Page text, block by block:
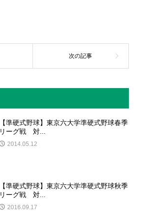
【準硬式野球】東京六大学準硬式野球春季
リーグ戦 対...
2014.05.12
【準硬式野球】東京六大学準硬式野球秋季
リーグ戦 対...
2016.09.17